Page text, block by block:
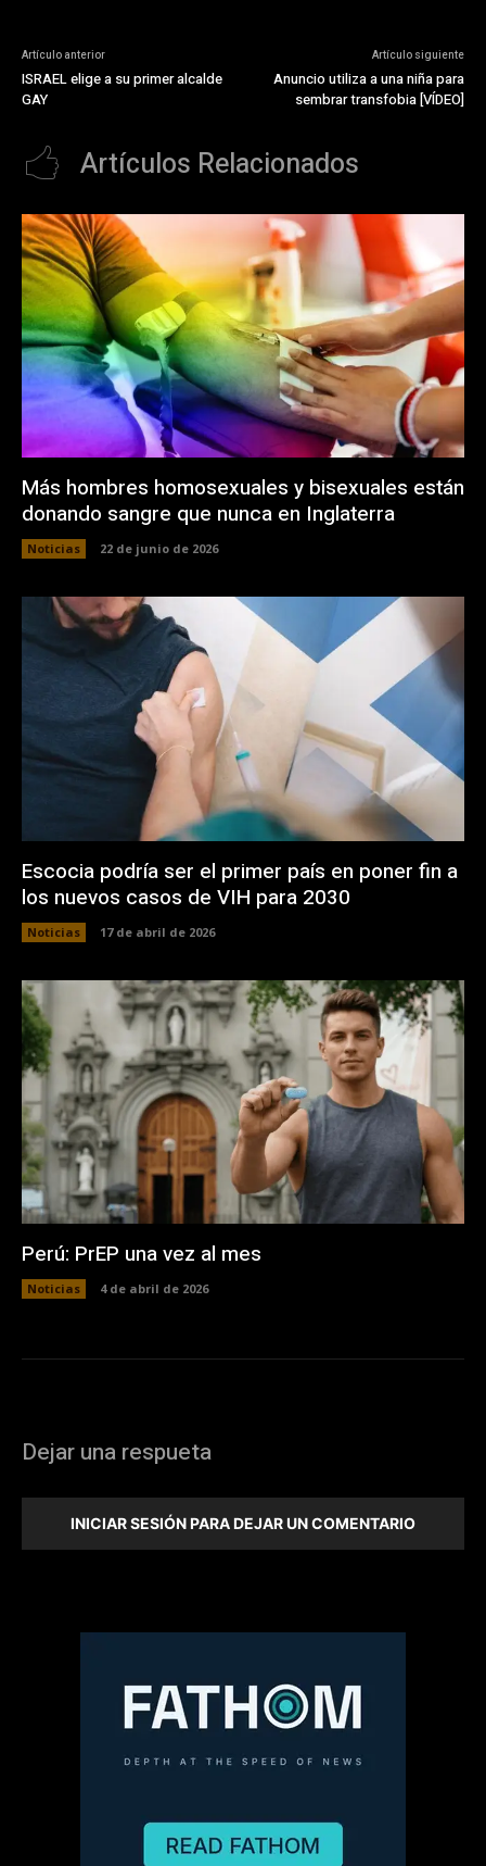
Artículo anterior
ISRAEL elige a su primer alcalde
GAY
Artículo siguiente
Anuncio utiliza a una niña para
sembrar transfobia [VÍDEO]
Artículos Relacionados
Más hombres homosexuales y bisexuales están
donando sangre que nunca en Inglaterra
Noticias 22 de junio de 2026
Escocia podría ser el primer país en poner fin a
los nuevos casos de VIH para 2030
Noticias 17 de abril de 2026
Perú: PrEP una vez al mes
Noticias 4 de abril de 2026
Dejar una respueta
INICIAR SESIÓN PARA DEJAR UN COMENTARIO